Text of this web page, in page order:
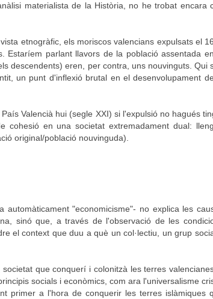
materialista de la Història, no he trobat encara
etnogràfic, els moriscos valencians expulsats el
Estaríem parlant llavors de la població assentada
descendents) eren, per contra, uns nouvinguts. Qui
un punt d'inflexió brutal en el desenvolupament
Valencià hui (segle XXI) si l'expulsió no hagués
en una societat extremadament dual:
original/població nouvinguda).
"economicisme"- no explica les
sinó que, a través de l'observació de les
el context que duu a què un col·lectiu, un grup
que conquerí i colonitzà les terres
socials i econòmics, com ara l'universalisme
primer a l'hora de conquerir les terres islàmiques